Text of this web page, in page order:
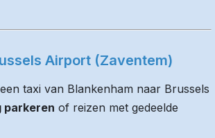
Airport (Zaventem)
taxi van Blankenham naar Brussels
parkeren of reizen met gedeelde